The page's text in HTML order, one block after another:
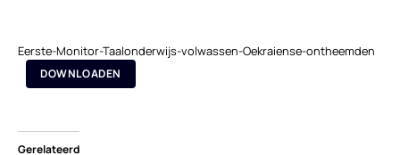
Eerste-Monitor-Taalonderwijs-volwassen-Oekraiense-ontheemden
DOWNLOADEN
Gerelateerd